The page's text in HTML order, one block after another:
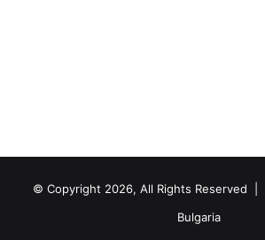
© Copyright 2026, All Rights Reserved |
Bulgaria